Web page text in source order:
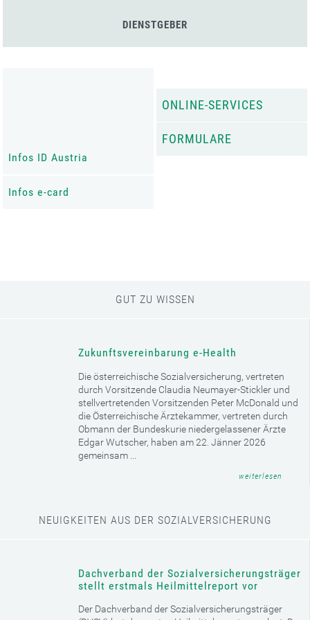
DIENSTGEBER
ONLINE-SERVICES
FORMULARE
GUT ZU WISSEN
Zukunftsvereinbarung e-Health
Die österreichische Sozialversicherung, vertreten
durch Vorsitzende Claudia Neumayer-Stickler und